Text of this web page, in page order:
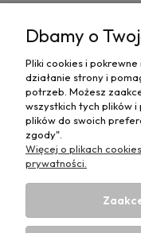
Moje konto
Płatności i dostawa
Informacje
O nas
Dbamy o
Pliki cookies i
działanie strony i
potrzeb. Możesz
wszystkich tych plików i
plików do swoich
zgody".
Więcej o plikach
prywatności.